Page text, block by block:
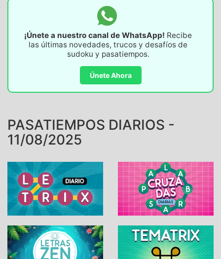
¡Únete a nuestro canal de WhatsApp! Recibe
las últimas novedades, trucos y desafíos de
sudoku y pasatiempos.
Únete Ahora
PASATIEMPOS DIARIOS -
11/08/2025